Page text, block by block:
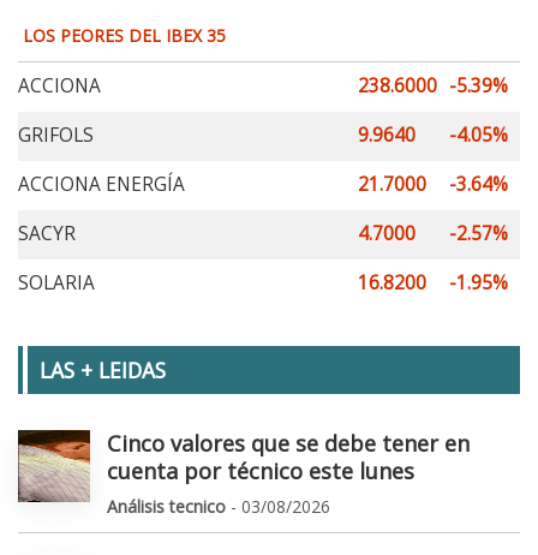
LOS PEORES DEL IBEX 35
ACCIONA 238.6000 -5.39%
GRIFOLS
9.9640
-4.05%
ACCIONA ENERGÍA
21.7000
-3.64%
SACYR
4.7000
-2.57%
SOLARIA
16.8200 -1.95%
LAS + LEIDAS
Cinco valores que se debe tener en
cuenta por técnico este lunes
Análisis tecnico - 03/08/2026